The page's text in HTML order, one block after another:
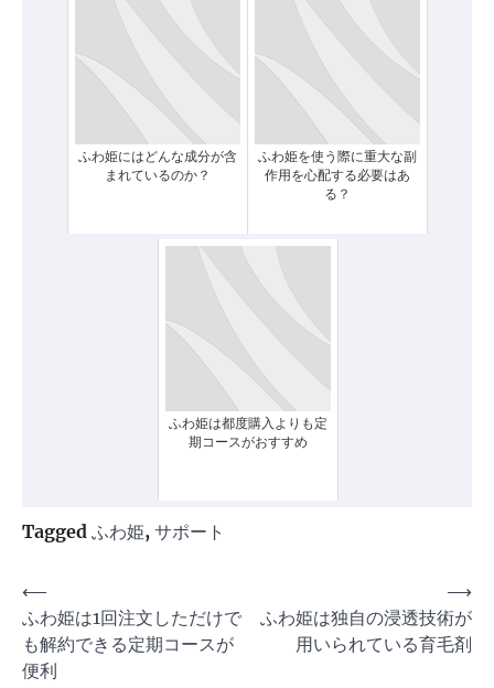
ふわ姫にはどんな成分が含
まれているのか？
ふわ姫を使う際に重大な副
作用を心配する必要はあ
る？
ふわ姫は都度購入よりも定
期コースがおすすめ
Tagged ふわ姫, サポート
投
稿
ナ
⟵
ふわ姫は1回注文しただけで
も解約できる定期コースが
便利
ふわ姫は独自の浸透技術が
用いられている育毛剤
⟶